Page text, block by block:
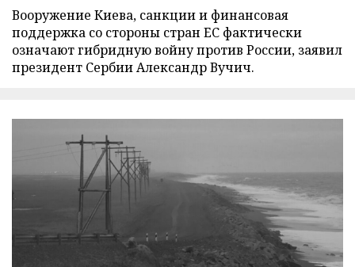
Вооружение Киева, санкции и финансовая
поддержка со стороны стран ЕС фактически
означают гибридную войну против России, заявил
президент Сербии Александр Вучич.